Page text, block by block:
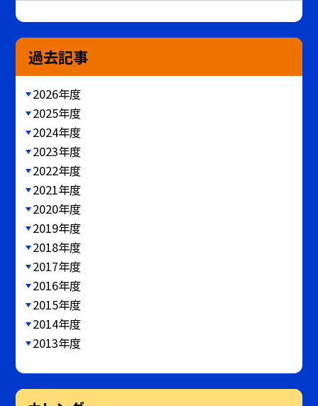
過去記事
2026年度
2025年度
2024年度
2023年度
2022年度
2021年度
2020年度
2019年度
2018年度
2017年度
2016年度
2015年度
2014年度
2013年度